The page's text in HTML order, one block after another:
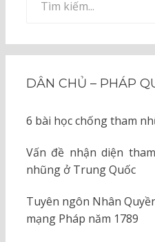
kiếm
DÂN CHỦ – PHÁP
6 bài học chống tham
Vấn đề nhận diện
nhũng ở Trung Quốc
Tuyên ngôn Nhân
mạng Pháp năm 1789